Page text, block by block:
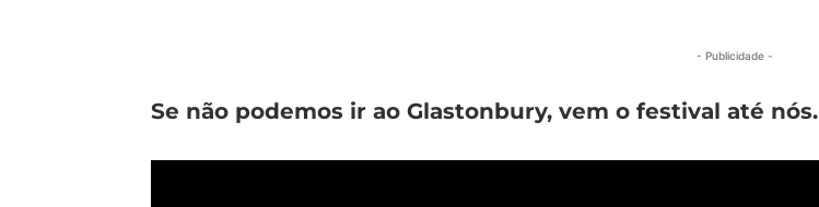
- Publicidade -
Se não podemos ir ao Glastonbury, vem o festival até nós.